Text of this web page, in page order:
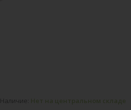
Наличие: Нет на центральном складе